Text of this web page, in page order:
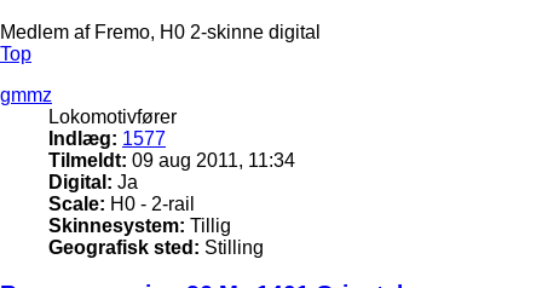
Medlem af Fremo, H0 2-skinne digital
Top
gmmz
Lokomotivfører
Indlæg: 1577
Tilmeldt: 09 aug 2011, 11:34
Digital: Ja
Scale: H0 - 2-rail
Skinnesystem: Tillig
Geografisk sted: Stilling